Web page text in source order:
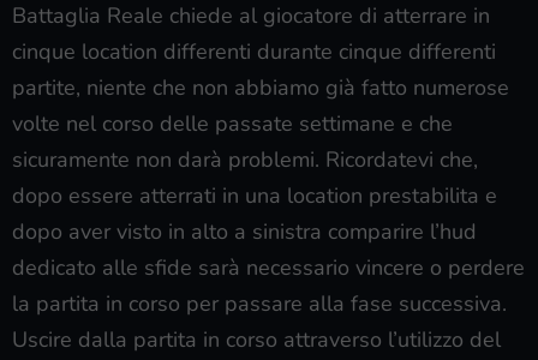
Battaglia Reale chiede al giocatore di atterrare in
cinque location differenti durante cinque differenti
partite, niente che non abbiamo già fatto numerose
volte nel corso delle passate settimane e che
sicuramente non darà problemi. Ricordatevi che,
dopo essere atterrati in una location prestabilita e
dopo aver visto in alto a sinistra comparire l’hud
dedicato alle sfide sarà necessario vincere o perdere
la partita in corso per passare alla fase successiva.
Uscire dalla partita in corso attraverso l’utilizzo del